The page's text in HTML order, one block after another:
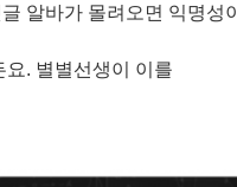
알바가 몰려오면 익명성이
. 별별선생이 이를